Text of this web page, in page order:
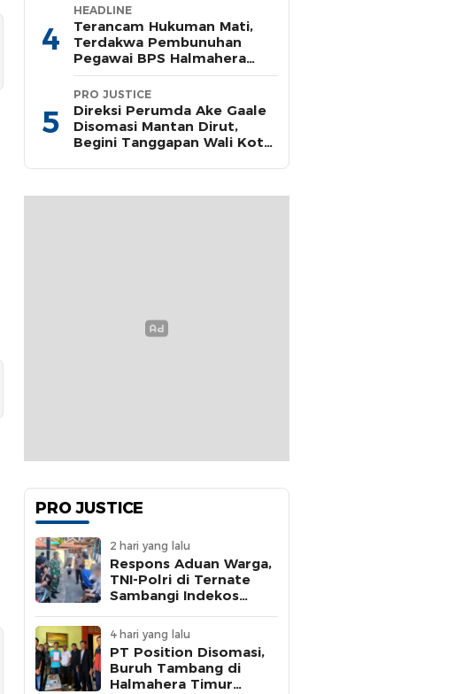
4
HEADLINE
Terancam Hukuman Mati,
Terdakwa Pembunuhan
Pegawai BPS Halmahera
Timur Terima Dakwaan JPU
5
PRO JUSTICE
Direksi Perumda Ake Gaale
Disomasi Mantan Dirut,
Begini Tanggapan Wali Kota
PRO JUSTICE
2 hari yang lalu
Respons Aduan Warga,
TNI-Polri di Ternate
Sambangi Indekos
4 hari yang lalu
PT Position Disomasi,
Buruh Tambang di
Halmahera Timur